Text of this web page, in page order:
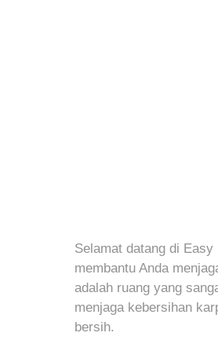
Selamat datang di
membantu Anda
adalah ruang yang
menjaga kebersihan
bersih.